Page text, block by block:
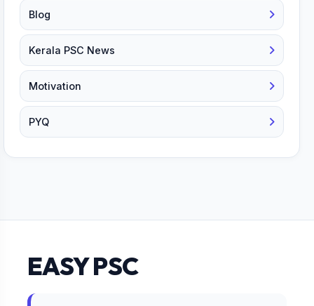
Blog
Kerala PSC News
Motivation
PYQ
EASY PSC